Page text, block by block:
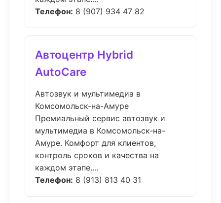
Телефон: 8 (907) 934 47 82
Автоцентр Hybrid
AutoCare
Автозвук и мультимедиа в
Комсомольск-на-Амуре
Премиальный сервис автозвук и
мультимедиа в Комсомольск-на-
Амуре. Комфорт для клиентов,
контроль сроков и качества на
каждом этапе....
Телефон: 8 (913) 813 40 31